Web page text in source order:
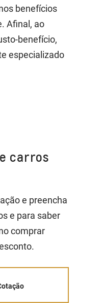
benefícios
Afinal, ao
benefício,
especializado
carros
e preencha
e para saber
comprar